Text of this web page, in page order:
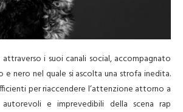
attraverso i suoi canali social, accompagnato
e nero nel quale si ascolta una strofa inedita.
per riaccendere l’attenzione attorno a
e imprevedibili della scena rap